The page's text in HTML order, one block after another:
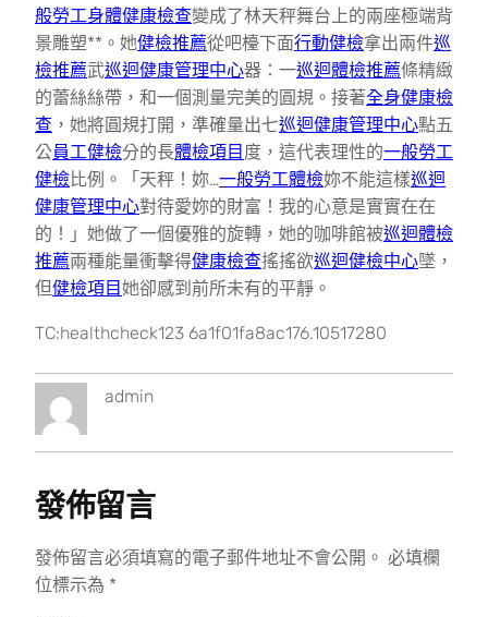
般勞工身體健康檢查變成了林天秤舞台上的兩座極端背
景雕塑**。她健檢推薦從吧檯下面行動健檢拿出兩件巡
檢推薦武巡迴健康管理中心器：一巡迴體檢推薦條精緻
的蕾絲絲帶，和一個測量完美的圓規。接著全身健康檢
查 ，她將圓規打開，準確量出七巡迴健康管理中心點五
公員工健檢分的長體檢項目 度，這代表理性的一般勞工
健檢比例。「天秤！妳…一般勞工體檢妳不能這樣巡迴
健康管理中心對待愛妳的財富！我的心意是實實在在
的！」她做了一個優雅的旋轉，她的咖啡館被巡迴體檢
推薦兩種能量衝擊得健康檢查搖搖欲巡迴健檢中心墜，
但健檢項目她卻感到前所未有的平靜。
TC:healthcheck123 6a1f01fa8ac176.10517280
admin
發佈留言
發佈留言必須填寫的電子郵件地址不會公開。 必填欄
位標示為 *